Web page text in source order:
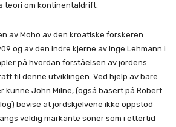
teori om kontinentaldrift.
av Moho av den kroatiske forskeren
og av den indre kjerne av Inge Lehmann i
på hvordan forståelsen av jordens
til denne utviklingen. Ved hjelp av bare
kunne John Milne, (også basert på Robert
bevise at jordskjelvene ikke oppstod
veldig markante soner som i ettertid